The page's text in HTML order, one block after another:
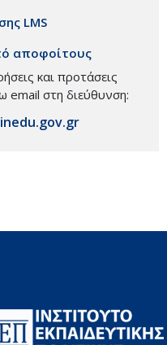
LMS
αποφοίτους
και προτάσεις
email στη διεύθυνση: